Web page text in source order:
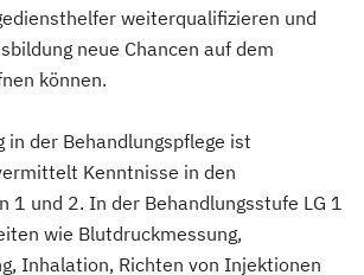
und (teil-)stationäre Pflege
für die Eignungsprüfung zur
staatlichen Anerkennung
KrPflAPrV)
Pflege und Betreuung
und alter Menschen
weiterqualifizieren und
neue Chancen auf dem
können.
in der Behandlungspflege ist
Kenntnisse in den
1 und 2. In der Behandlungsstufe LG 1
wie Blutdruckmessung,
Inhalation, Richten von Injektionen